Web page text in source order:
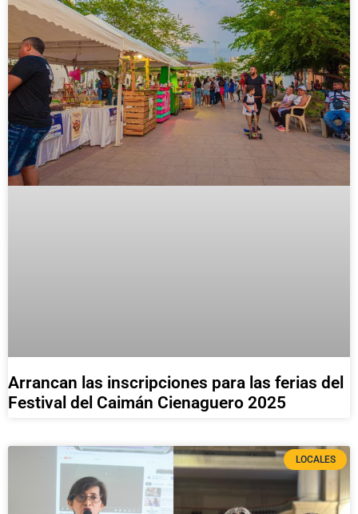
Arrancan las inscripciones para las ferias del
Festival del Caimán Cienaguero 2025
LOCALES